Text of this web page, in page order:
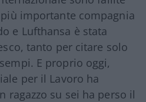
importante compagnia
e Lufthansa è stata
tanto per citare solo
E proprio oggi,
per il Lavoro ha
ragazzo su sei ha perso il